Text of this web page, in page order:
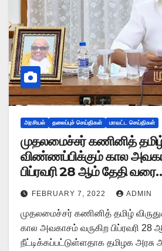
அரசியல் தலைப்புச் செய்திகள் மாவட்ட செய்திகள்
முதலமைச்சர் கணினித் தமிழ்
விண்ணப்பிக்கும் கால
பிப்ரவரி 28 ஆம் தேதி வரை
நீட்டிக்கப்பட்டுள்ளது. தமிழக
FEBRUARY 7, 2022 ADMIN
முதலமைச்சர் கணினித் தமிழ்
கால அவகாசம் வருகிற பிப்ரவரி 28
நீட்டிக்கப்பட்டுள்ளதாக தமிழக அரசு